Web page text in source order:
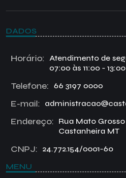
DADOS
Horário:
Atendimento de
07:00 às 11:00 -
Telefone: 66 3197 0000
E-mail:
Endereço:
Rua Mato
Castanheira MT
CNPJ: 24.772.154/0001-60
MENU